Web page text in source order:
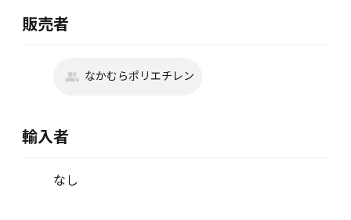
販売者
なかむらポリエチレン
輸入者
なし